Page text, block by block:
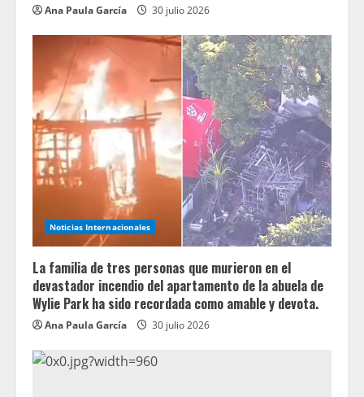
Ana Paula García 30 julio 2026
Noticias Internacionales
La familia de tres personas que murieron en el
devastador incendio del apartamento de la abuela de
Wylie Park ha sido recordada como amable y devota.
Ana Paula García 30 julio 2026